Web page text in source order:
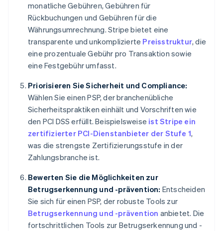
monatliche Gebühren, Gebühren für
Rückbuchungen und Gebühren für die
Währungsumrechnung. Stripe bietet eine
transparente und unkomplizierte Preisstruktur, die
eine prozentuale Gebühr pro Transaktion sowie
eine Festgebühr umfasst.
Priorisieren Sie Sicherheit und Compliance:
Wählen Sie einen PSP, der branchenübliche
Sicherheitspraktiken einhält und Vorschriften wie
den PCI DSS erfüllt. Beispielsweise ist Stripe ein
zertifizierter PCI-Dienstanbieter der Stufe 1,
was die strengste Zertifizierungsstufe in der
Zahlungsbranche ist.
Bewerten Sie die Möglichkeiten zur
Betrugserkennung und -prävention: Entscheiden
Sie sich für einen PSP, der robuste Tools zur
Betrugserkennung und -prävention anbietet. Die
fortschrittlichen Tools zur Betrugserkennung und -